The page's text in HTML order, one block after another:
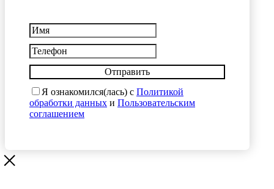
Отправить
Я ознакомился(лась) с Политикой
обработки данных и Пользовательским
соглашением